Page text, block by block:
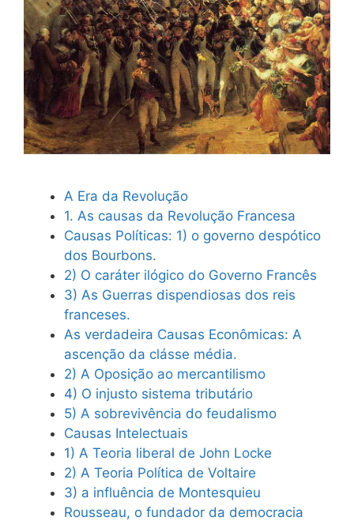
A Era da Revolução
1. As causas da Revolução Francesa
Causas Políticas: 1) o governo despótico
dos Bourbons.
2) O caráter ilógico do Governo Francês
3) As Guerras dispendiosas dos reis
franceses.
As verdadeira Causas Econômicas: A
ascenção da clásse média.
2) A Oposição ao mercantilismo
4) O injusto sistema tributário
5) A sobrevivência do feudalismo
Causas Intelectuais
1) A Teoria liberal de John Locke
2) A Teoria Política de Voltaire
3) a influência de Montesquieu
Rousseau, o fundador da democracia